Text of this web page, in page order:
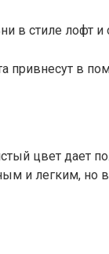
в стиле лофт и
привнесут в
цвет дает
и легким, но